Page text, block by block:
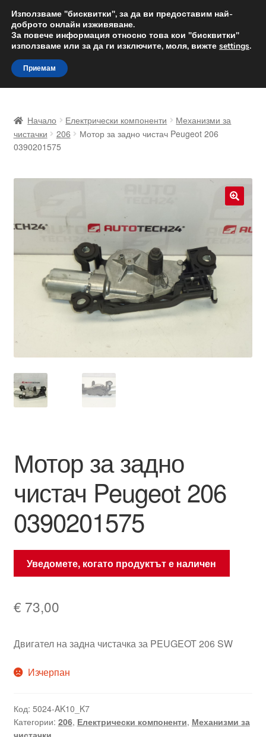
ДОСТАВКА от 12 лв.
Доставка по целия свят
Skip
to
navigation
Skip
to
content
Доставка по целия свят
Количка
Контакт
Моята сметка
Политика за поверителност
Правила и условия
Транспорт
Начало Електрически компоненти
Механизми за
чистачки
206
Мотор за задно чистач Peugeot 206
0390201575
Мотор за задно
чистач Peugeot 206
0390201575
Уведомете, когато продуктът е наличен
€ 73,00
Двигател на задна чистачка за PEUGEOT 206 SW
Изчерпан
Код: 5024-AK10_K7
Категории: 206, Електрически компоненти, Механизми за
Използваме "бисквитки", за да ви предоставим най-
доброто онлайн изживяване.
За повече информация относно това кои "бисквитки"
използваме или за да ги изключите, моля, вижте settings.
Приемам